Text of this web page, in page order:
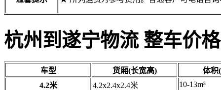
杭州到遂宁物流 整车价格
车型 货厢(长宽高)
体积
4.2米
4.2x2.4x2.4米
10-13m³